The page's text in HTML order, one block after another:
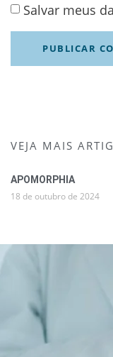
Salvar meus
VEJA MAIS
APOMORPHIA
18 de outubro de 2024